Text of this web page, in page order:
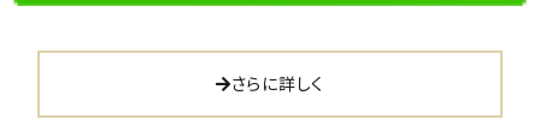
さらに詳しく